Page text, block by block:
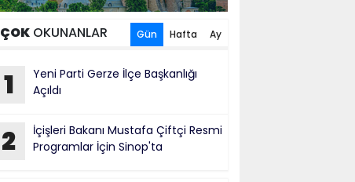
ÇOK OKUNANLAR Gün Hafta Ay
1
Yeni Parti Gerze İlçe Başkanlığı
Açıldı
2
İçişleri Bakanı Mustafa Çiftçi Resmi
Programlar İçin Sinop'ta